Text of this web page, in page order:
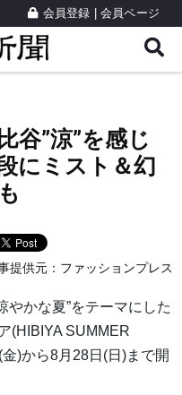
会員登録 会員ページ
谷”涼”を感じ
にミスト＆幻
提供元： ファッションプレス
かな夏”をテーマにした
(HIBIYA SUMMER
)から8月28日(日)まで開